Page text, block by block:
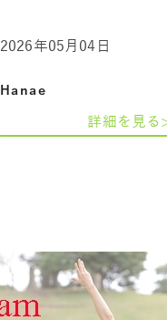
Hanae
2026年05月04日
詳細を見る